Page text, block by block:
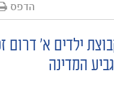
הדפס
ילדים א׳ דרום
המדינה